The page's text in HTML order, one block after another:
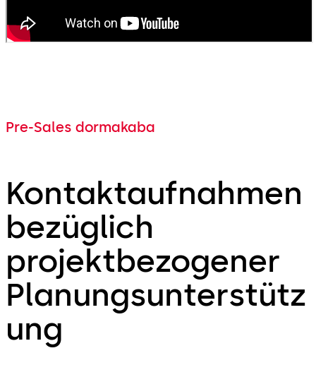
Pre-Sales dormakaba
Kontaktaufnahmen
bezüglich
projektbezogener
Planungsunterstütz
ung